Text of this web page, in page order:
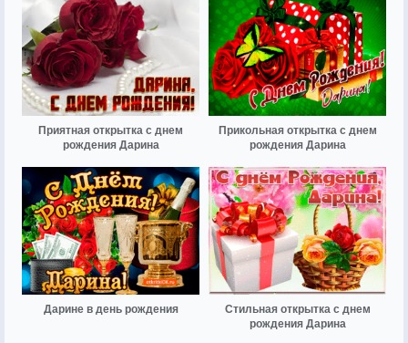
Приятная открытка с днем
рождения Дарина
Прикольная открытка с днем
рождения Дарина
Дарине в день рождения
Стильная открытка с днем
рождения Дарина